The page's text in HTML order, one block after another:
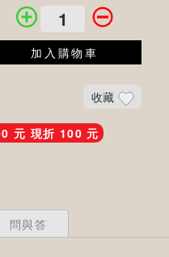
加入購物車
收藏
元 現折 100 元
問與答